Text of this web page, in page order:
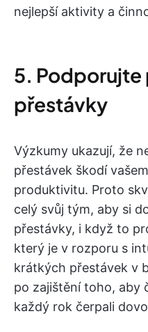
nejlepší aktivity a
5. Podporujte
přestávky
Výzkumy ukazují, že
přestávek škodí
produktivitu. Proto
celý svůj tým, aby si
přestávky, i když to
který je v rozporu s
krátkých přestávek v
po zajištění toho, aby
každý rok čerpali